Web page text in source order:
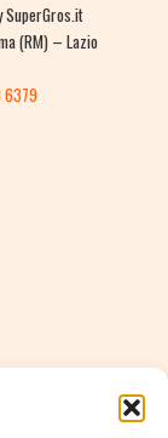
SuperGros.it
(RM) – Lazio
6379